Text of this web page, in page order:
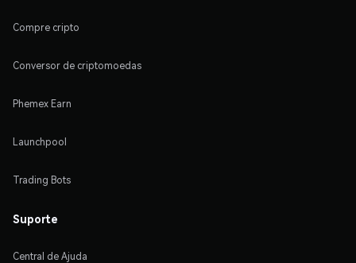
Compre cripto
Conversor de criptomoedas
Phemex Earn
Launchpool
Trading Bots
Suporte
Central de Ajuda